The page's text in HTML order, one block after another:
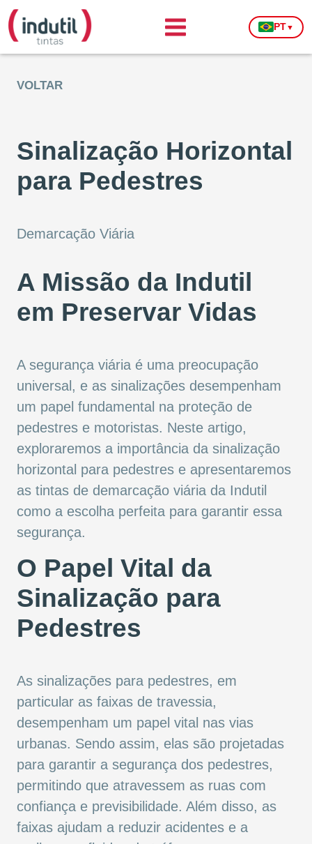
PT▼
VOLTAR
Sinalização Horizontal
para Pedestres
Demarcação Viária
A Missão da Indutil
em Preservar Vidas
A segurança viária é uma preocupação
universal, e as sinalizações desempenham
um papel fundamental na proteção de
pedestres e motoristas. Neste artigo,
exploraremos a importância da sinalização
horizontal para pedestres e apresentaremos
as tintas de demarcação viária da Indutil
como a escolha perfeita para garantir essa
segurança.
O Papel Vital da
Sinalização para
Pedestres
As sinalizações para pedestres, em
particular as faixas de travessia,
desempenham um papel vital nas vias
urbanas. Sendo assim, elas são projetadas
para garantir a segurança dos pedestres,
permitindo que atravessem as ruas com
confiança e previsibilidade. Além disso, as
faixas ajudam a reduzir acidentes e a